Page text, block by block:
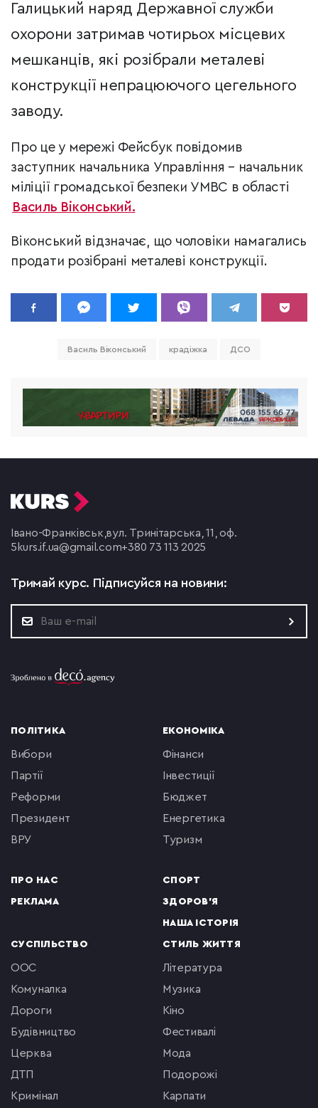
Галицький наряд Державної служби
охорони затримав чотирьох місцевих
мешканців, які розібрали металеві
конструкції непрацюючого цегельного
заводу.
Про це у мережі Фейсбук повідомив
заступник начальника Управління – начальник
міліції громадської безпеки УМВС в області
Василь Віконський.
Віконський відзначає, що чоловіки намагались
продати розібрані металеві конструкції.
Василь Віконський крадіжка ДСО
Івано-Франківськ,вул. Тринітарська, 11, оф.
5 kurs.if.ua@gmail.com+380 73 113 2025
Тримай курс. Підписуйся на новини:
ПОЛІТИКА
вибори
партії
реформи
президент
ВРУ
ПРО НАС
РЕКЛАМА
ЕКОНОМІКА
фінанси
інвестиції
бюджет
енергетика
туризм
СПОРТ
ЗДОРОВ'Я
НАША ІСТОРІЯ
СУСПІЛЬСТВО
ООС
комуналка
Дороги
будівництво
церква
ДТП
кримінал
СТИЛЬ ЖИТТЯ
література
музика
кіно
фестивалі
мода
подорожі
Карпати